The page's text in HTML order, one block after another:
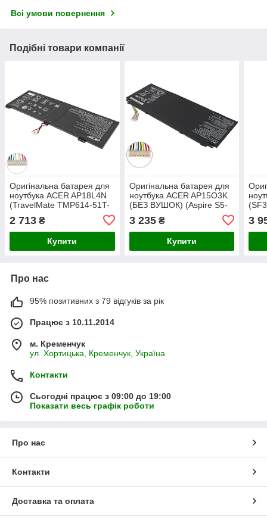
Всі умови повернення
Подібні товари компанії
Оригінальна батарея для
ноутбука ACER AP18L4N
(TravelMate TMP614-51T-
G2) 15.2V 3920mAh 60Wh
Black (KT.00404.002)
2 713 ₴
Купити
Оригінальна батарея для
ноутбука ACER AP15O3K
(БЕЗ ВУШОК) (Aspire S5-
11.25V 4030mAh 45.3Wh
Black
3 235₴
Купити
3
Про нас
95% позитивних з 79 відгуків за рік
Працює з 10.11.2014
м. Кременчук
ул. Хортицька, Кременчук, Україна
Контакти
Сьогодні працює з 09:00 до 19:00
Показати весь графік роботи
Про нас
Контакти
Доставка та оплата